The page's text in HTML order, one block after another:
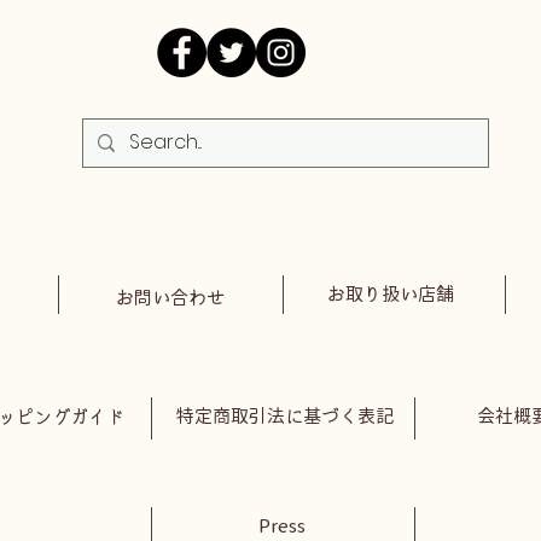
お問い合わせ お取り扱い店舗
ピングガイド 特定商取引法に基づく表記 会社概
Press